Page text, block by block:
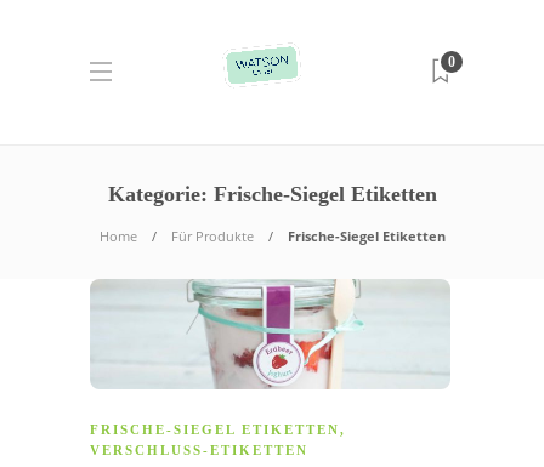
0
Kategorie: Frische-Siegel Etiketten
Home Für Produkte Frische-Siegel Etiketten
FRISCHE-SIEGEL ETIKETTEN,
VERSCHLUSS-ETIKETTEN